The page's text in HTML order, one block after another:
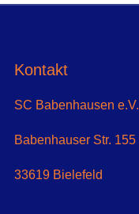
Kontakt
SC Babenhausen e.V.
Babenhauser Str. 155
33619 Bielefeld